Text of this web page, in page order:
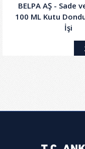
BELPA AŞ - Sade
100 ML Kutu
İşi